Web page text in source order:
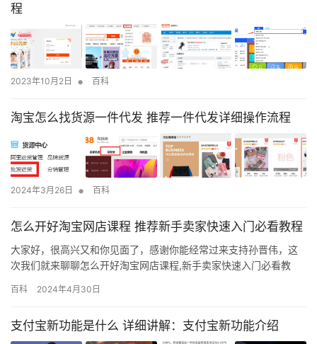
程
2023年10月2日 • 百科
淘宝怎么找货源一件代发 推荐一件代发详细操作流程
2024年3月26日 • 百科
怎么开好淘宝网店课程 推荐新手卖家快速入门必看教程
大家好，很高兴又和你见面了，感谢你能经常过来支持孙晋伟，这
次我们就来聊聊怎么开好淘宝网店课程,新手卖家快速入门必看教
一些必备知识，只是有些时候我们没有遇到就没有去了解而已！ 淘
摆路边摊找个好点的地方坐着，就会有人过来买你点东西，而做淘
百科 2024年4月30日
支付宝新功能是什么 详细讲解：支付宝新功能介绍